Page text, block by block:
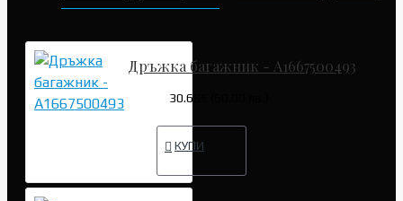
Дръжка багажник - A1667500493
30.68€ (60.00 лв.)
КУПИ